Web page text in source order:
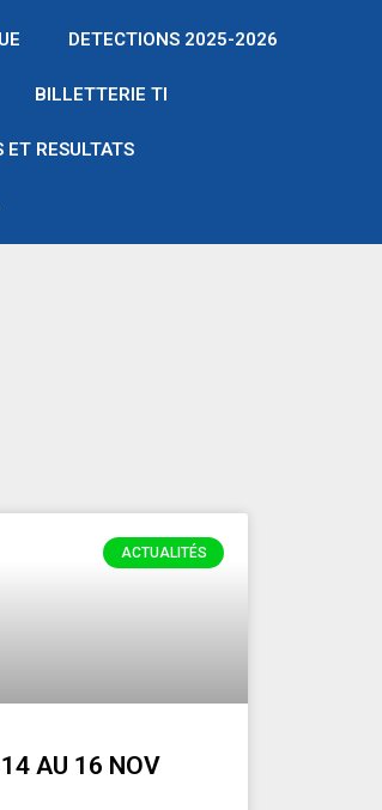
DETECTIONS 2025-2026
BILLETTERIE TI
ET RESULTATS
ACTUALITÉS
AU 16 NOV